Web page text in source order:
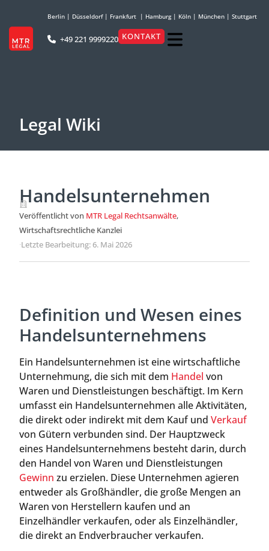
Berlin | Düsseldorf| Frankfurt | Hamburg| Köln | München | Stuttgart
+49 221 9999220 KONTAKT
Legal Wiki
Handelsunternehmen
Veröffentlicht von MTR Legal Rechtsanwälte,
Wirtschaftsrechtliche Kanzlei
·Letzte Bearbeitung: 6. Mai 2026
Definition und Wesen eines
Handelsunternehmens
Ein Handelsunternehmen ist eine wirtschaftliche
Unternehmung, die sich mit dem Handel von
Waren und Dienstleistungen beschäftigt. Im Kern
umfasst ein Handelsunternehmen alle Aktivitäten,
die direkt oder indirekt mit dem Kauf und Verkauf
von Gütern verbunden sind. Der Hauptzweck
eines Handelsunternehmens besteht darin, durch
den Handel von Waren und Dienstleistungen
Gewinn zu erzielen. Diese Unternehmen agieren
entweder als Großhändler, die große Mengen an
Waren von Herstellern kaufen und an
Einzelhändler verkaufen, oder als Einzelhändler,
die direkt an Endverbraucher verkaufen.